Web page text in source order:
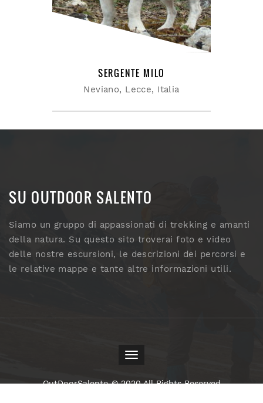
SERGENTE MILO
Neviano, Lecce, Italia
SU OUTDOOR SALENTO
Siamo un gruppo di appassionati di trekking e amanti
della natura. Su questo sito troverai foto e video
delle nostre escursioni, le descrizioni dei percorsi e
le relative mappe e tante altre informazioni utili.
Toggle
OutDoorSalento © 2020 All Rights Reserved